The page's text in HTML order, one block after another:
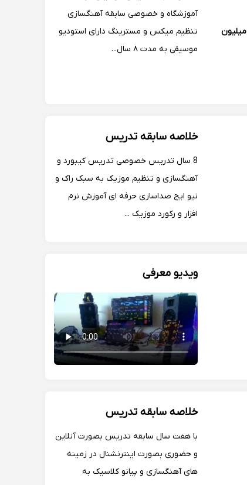
1 تا 1.5 میلیون
آموزشگاه و خصوصی سابقه آهنگسازی
تنظیم میکس و مسترینگ دارای استودیو
موسیقی به مدت ۸ سال...
خلاصه سابقه تدریس
8 سال تدریس خصوصی تدریس کیبورد و
آهنگسازی و تنظیم موزیک به سبک راک و
نیو ایج صداسازی حرفه ای آموزش نرم
افزار و رکورد موزیک ...
ویدیو معرفی
خلاصه سابقه تدریس
با هفت سال سابقه تدریس بصورت آنلاین
و حضوری بصورت اینترنشنال در زمینه
های آهنگسازی و پیانو کلاسیک به